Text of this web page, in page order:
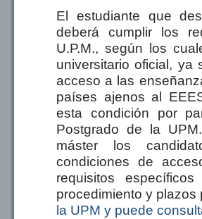
El estudiante que
deberá cumplir los
U.P.M., según los
universitario oficial, ya
acceso a las
países ajenos al
esta condición por
Postgrado de la
máster los
condiciones de
requisitos
procedimiento y plazos
la UPM y puede